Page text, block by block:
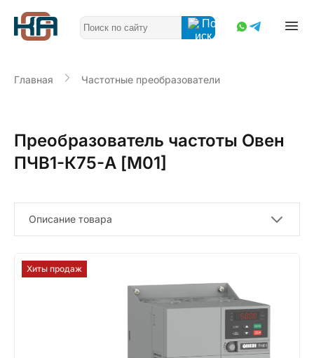
Главная Частотные преобразователи
Преобразователь частоты Овен
ПЧВ1-К75-А [М01]
Описание товара
Хиты продаж